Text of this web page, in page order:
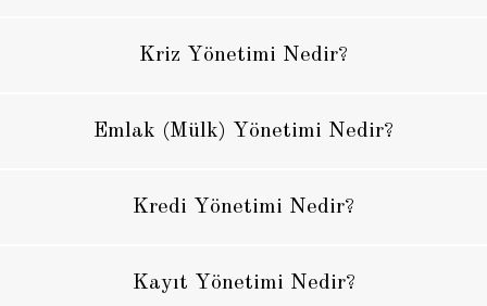
Kriz Yönetimi Nedir?
Emlak (Mülk) Yönetimi Nedir?
Kredi Yönetimi Nedir?
Kayıt Yönetimi Nedir?